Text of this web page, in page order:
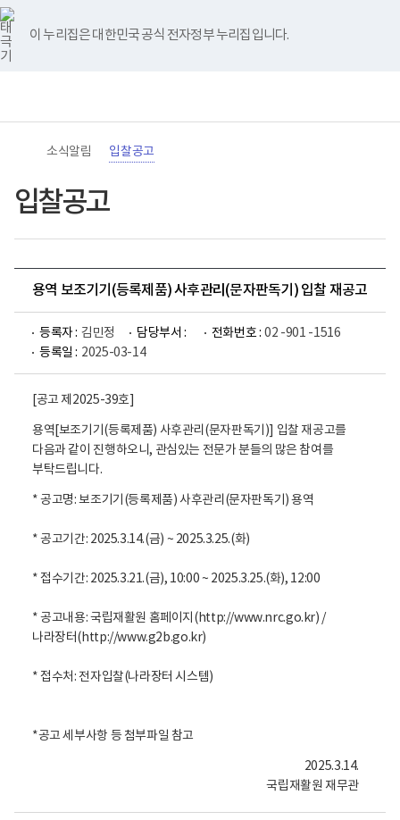
바
로
가
기
메
이 누리집은 대한민국 공식 전자정부 누리집입니다.
너
비
767px
이
하
영
검
메
홈
소식알림 입찰공고
입찰공고
용역 보조기기(등록제품) 사후관리(문자판독기) 입찰 재공고
등록자 : 김민정 담당부서 : 전화번호 : 02 -901 -1516
등록일 : 2025-03-14
[공고 제2025-39호]
용역[보조기기(등록제품) 사후관리(문자판독기)] 입찰 재공고를
다음과 같이 진행하오니, 관심있는 전문가 분들의 많은 참여를
부탁드립니다.
* 공고명: 보조기기(등록제품) 사후관리(문자판독기) 용역
* 공고기간: 2025.3.14.(금) ~ 2025.3.25.(화)
* 접수기간: 2025.3.21.(금), 10:00 ~ 2025.3.25.(화), 12:00
* 공고내용: 국립재활원 홈페이지(http://www.nrc.go.kr) /
나라장터(http://www.g2b.go.kr)
* 접수처: 전자입찰(나라장터 시스템)
*공고 세부사항 등 첨부파일 참고
2025.3.14.
국립재활원 재무관
유
튜
브
블
로
그
인
스
타
그
램
페
이
스
북